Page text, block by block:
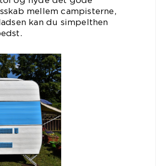
mellem campisterne,
kan du simpelthen